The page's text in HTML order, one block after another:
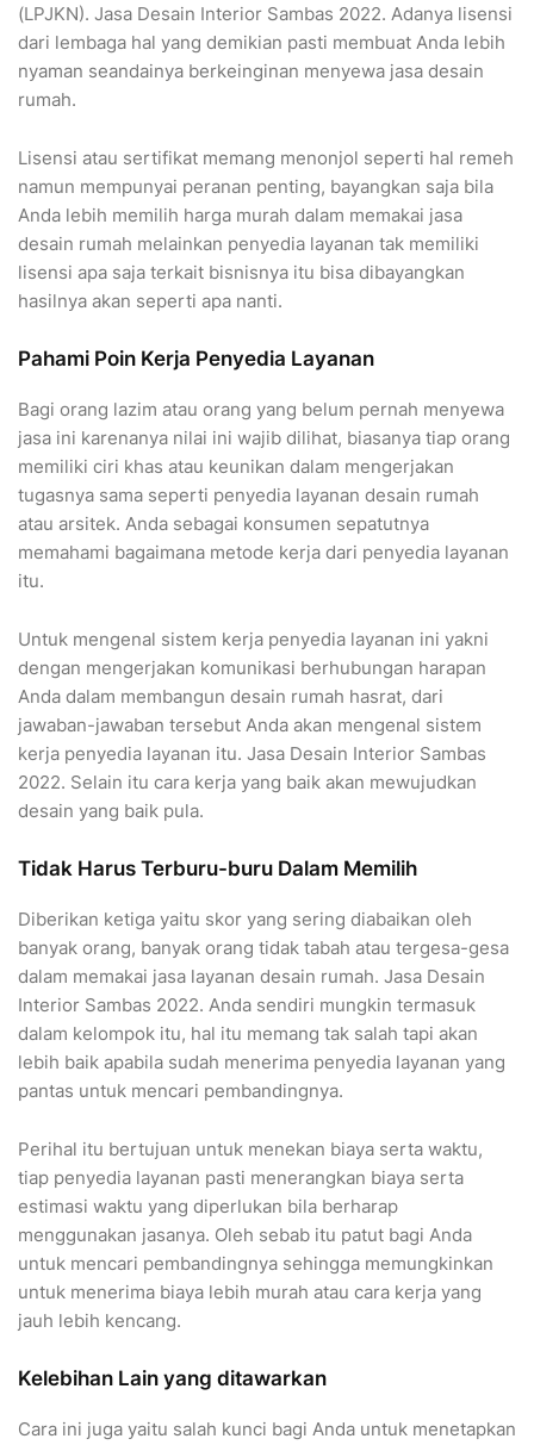
(LPJKN). Jasa Desain Interior Sambas 2022. Adanya lisensi
dari lembaga hal yang demikian pasti membuat Anda lebih
nyaman seandainya berkeinginan menyewa jasa desain
rumah.
Lisensi atau sertifikat memang menonjol seperti hal remeh
namun mempunyai peranan penting, bayangkan saja bila
Anda lebih memilih harga murah dalam memakai jasa
desain rumah melainkan penyedia layanan tak memiliki
lisensi apa saja terkait bisnisnya itu bisa dibayangkan
hasilnya akan seperti apa nanti.
Pahami Poin Kerja Penyedia Layanan
Bagi orang lazim atau orang yang belum pernah menyewa
jasa ini karenanya nilai ini wajib dilihat, biasanya tiap orang
memiliki ciri khas atau keunikan dalam mengerjakan
tugasnya sama seperti penyedia layanan desain rumah
atau arsitek. Anda sebagai konsumen sepatutnya
memahami bagaimana metode kerja dari penyedia layanan
itu.
Untuk mengenal sistem kerja penyedia layanan ini yakni
dengan mengerjakan komunikasi berhubungan harapan
Anda dalam membangun desain rumah hasrat, dari
jawaban-jawaban tersebut Anda akan mengenal sistem
kerja penyedia layanan itu. Jasa Desain Interior Sambas
2022. Selain itu cara kerja yang baik akan mewujudkan
desain yang baik pula.
Tidak Harus Terburu-buru Dalam Memilih
Diberikan ketiga yaitu skor yang sering diabaikan oleh
banyak orang, banyak orang tidak tabah atau tergesa-gesa
dalam memakai jasa layanan desain rumah. Jasa Desain
Interior Sambas 2022. Anda sendiri mungkin termasuk
dalam kelompok itu, hal itu memang tak salah tapi akan
lebih baik apabila sudah menerima penyedia layanan yang
pantas untuk mencari pembandingnya.
Perihal itu bertujuan untuk menekan biaya serta waktu,
tiap penyedia layanan pasti menerangkan biaya serta
estimasi waktu yang diperlukan bila berharap
menggunakan jasanya. Oleh sebab itu patut bagi Anda
untuk mencari pembandingnya sehingga memungkinkan
untuk menerima biaya lebih murah atau cara kerja yang
jauh lebih kencang.
Kelebihan Lain yang ditawarkan
Cara ini juga yaitu salah kunci bagi Anda untuk menetapkan